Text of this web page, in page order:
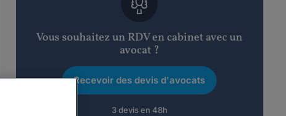
Vous souhaitez un RDV en cabinet avec un
avocat ?
Recevoir des devis d'avocats
3 devis en 48h